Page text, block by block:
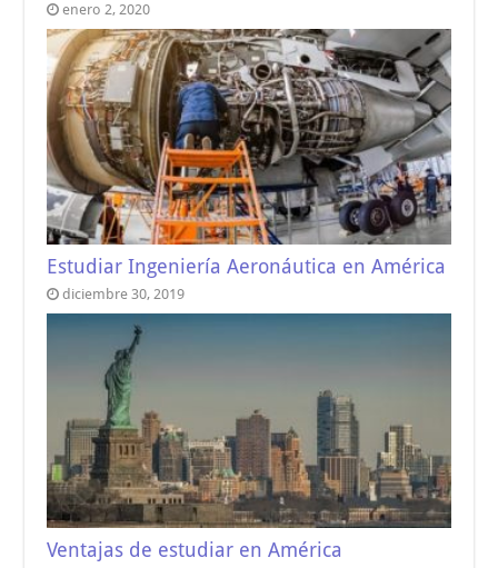
enero 2, 2020
Estudiar Ingeniería Aeronáutica en América
diciembre 30, 2019
Ventajas de estudiar en América